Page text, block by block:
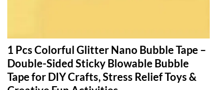
1 Pcs Colorful Glitter Nano Bubble Tape –
Double-Sided Sticky Blowable Bubble
Tape for DIY Crafts, Stress Relief Toys &